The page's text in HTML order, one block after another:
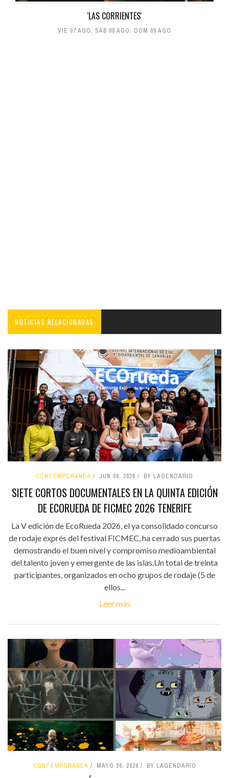
'LAS CORRIENTES'
VIE 07 AGO, SÁB 08 AGO, DOM 09 AGO
NOTICIAS RELACIONADAS
CONTEMPORÁNEA JUN 08, 2026 BY LAGENDARIO
SIETE CORTOS DOCUMENTALES EN LA QUINTA EDICIÓN
DE ECORUEDA DE FICMEC 2026 TENERIFE
La V edición de EcoRueda 2026, el ya consolidado concurso
de rodaje exprés del festival FICMEC, ha cerrado sus puertas
demostrando el buen nivel y compromiso medioambiental
del talento joven y emergente de las islas.Un total de treinta
participantes, organizados en ocho grupos de rodaje (5 de
ellos...
Leer más
CONTEMPORÁNEA MAYO 26, 2026 BY LAGENDARIO